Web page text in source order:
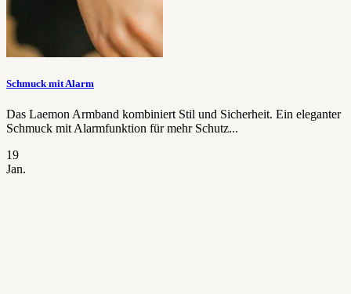
Schmuck mit Alarm
Das Laemon Armband kombiniert Stil und Sicherheit. Ein eleganter
Schmuck mit Alarmfunktion für mehr Schutz...
19
Jan.